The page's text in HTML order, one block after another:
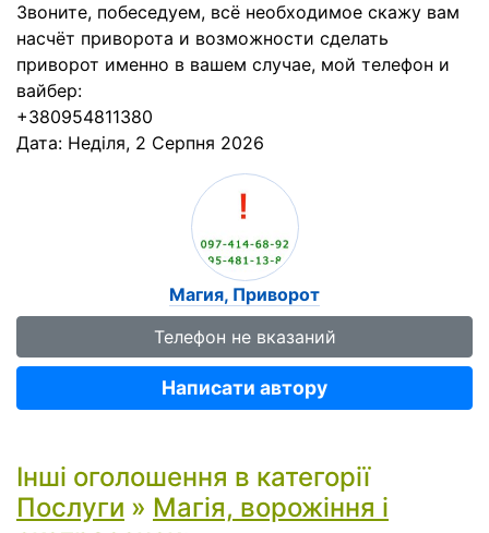
Звоните, побеседуем, всё необходимое скажу вам
насчёт приворота и возможности сделать
приворот именно в вашем случае, мой телефон и
вайбер:
+380954811380
Дата: Неділя, 2 Серпня 2026
Магия, Приворот
Телефон не вказаний
Написати автору
Інші оголошення в категорії
Послуги » Магія, ворожіння і